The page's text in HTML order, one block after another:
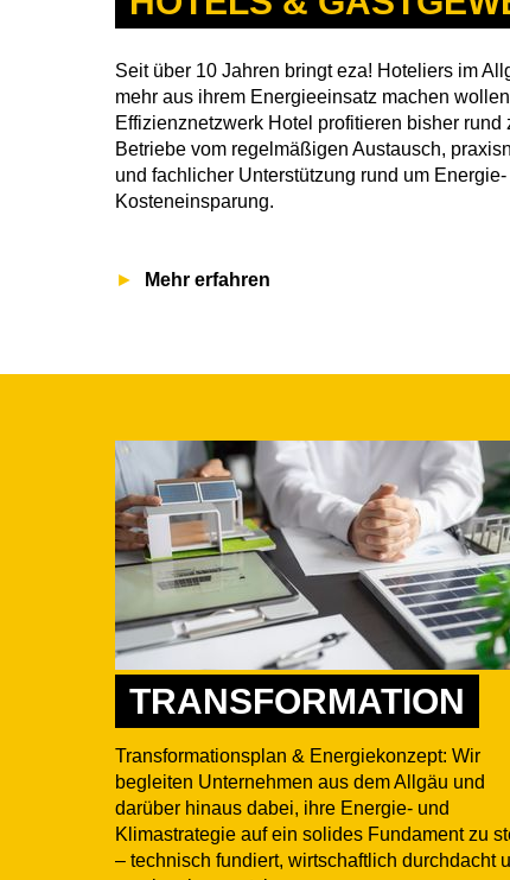
Seit über 10 Jahren bringt eza! Hoteliers im
mehr aus ihrem Energieeinsatz machen
Effizienznetzwerk Hotel profitieren bisher rund
Betriebe vom regelmäßigen Austausch,
und fachlicher Unterstützung rund um Energie-
Kosteneinsparung.
Mehr erfahren
TRANSFORMATION
Transformationsplan & Energiekonzept: Wir
begleiten Unternehmen aus dem Allgäu und
darüber hinaus dabei, ihre Energie- und
Klimastrategie auf ein solides Fundament zu
– technisch fundiert, wirtschaftlich durchdacht